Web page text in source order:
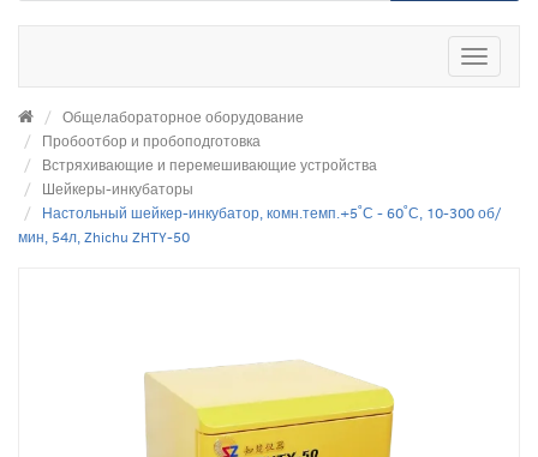
Toggle
Общелабораторное оборудование
Пробоотбор и пробоподготовка
Встряхивающие и перемешивающие устройства
Шейкеры-инкубаторы
Настольный шейкер-инкубатор, комн.темп.+5˚С - 60˚С, 10-300 об/
мин, 54л, Zhichu ZHTY-50